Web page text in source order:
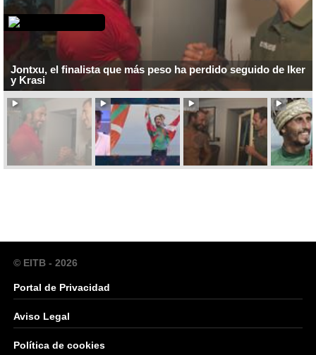
Jontxu, el finalista que más peso ha perdido seguido de Iker
y Krasi
© EITB - 2026
Portal de Privacidad
Aviso Legal
Política de cookies